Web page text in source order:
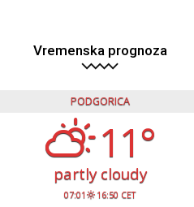
Vremenska prognoza
PODGORICA
11°
partly cloudy
07:01 16:50 CET